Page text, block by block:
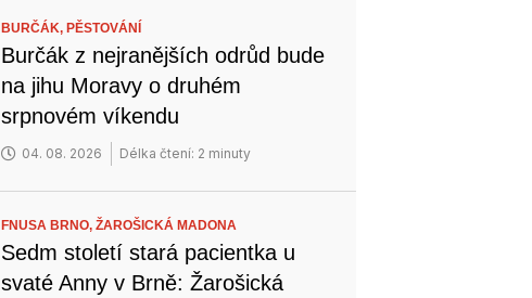
BURČÁK,PĚSTOVÁNÍ
Burčák z nejranějších odrůd bude
na jihu Moravy o druhém
srpnovém víkendu
04. 08. 2026 Délka čtení: 2 minuty
FNUSA BRNO,ŽAROŠICKÁ MADONA
Sedm století stará pacientka u
svaté Anny v Brně: Žarošická